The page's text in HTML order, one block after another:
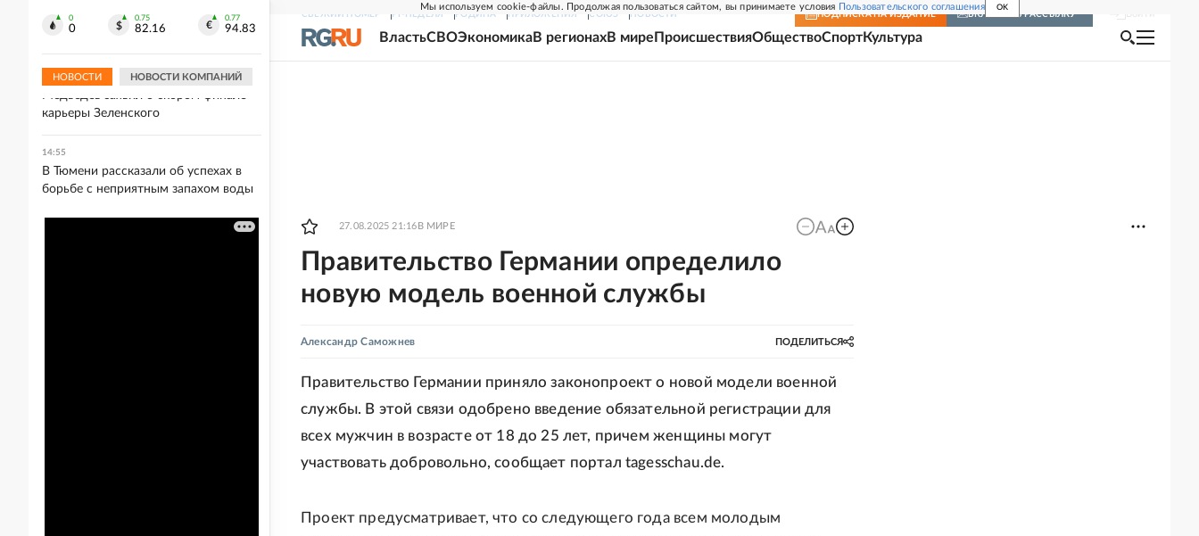
Мы используем cookie-файлы. Продолжая пользоваться сайтом, вы принимаете условия Пользовательского соглашения OK
СВЕЖИЙ НОМЕР РГ-НЕДЕЛЯ РОДИНА ПРИЛОЖЕНИЯ СОЮЗ НОВОСТИ ПОДПИСКА НА ИЗДАНИЕ ВКЛЮЧИТЬ РАССЫЛКУ
ВластьСВОЭкономикаВ регионахВ мире ПроисшествияОбществоСпортКультура
27.08.2025 21:16 В МИРЕ
Правительство Германии определило
новую модель военной службы
Александр Саможнев ПОДЕЛИТЬСЯ
Правительство Германии приняло законопроект о новой модели военной
службы. В этой связи одобрено введение обязательной регистрации для
всех мужчин в возрасте от 18 до 25 лет, причем женщины могут
участвовать добровольно, сообщает портал tagesschau.de.
Проект предусматривает, что со следующего года всем молодым
0
0
0.75
82.16
0.77
94.83
НОВОСТИ НОВОСТИ КОМПАНИЙ
Президент Сербии Вучич рассказал о
14:57
Медведев заявил о скором финале
карьеры Зеленского
14:55
В Тюмени рассказали об успехах в
борьбе с неприятным запахом воды